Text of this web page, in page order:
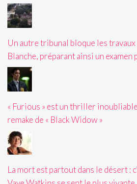
Un autre tribunal bloque les
Blanche, préparant ainsi un examen
« Furious » est un thriller
remake de « Black Widow »
La mort est partout dans le désert :